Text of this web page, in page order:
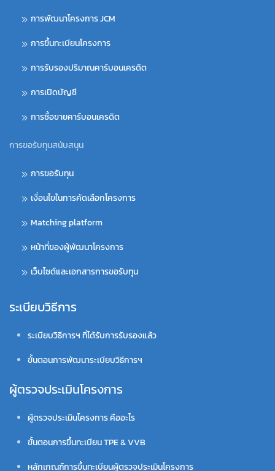
การพัฒนาโครงการ JCM
การขึ้นทะเบียนโครงการ
การรับรองปริมาณคาร์บอนเครดิต
การเปิดบัญชี
การซื้อขายคาร์บอนเครดิต
การขอรับทุนสนับสนุน
การขอรับทุน
เงื่อนไขในการคัดเลือกโครงการ
Matching platform
หน้าที่ของผู้พัฒนาโครงการ
เว็บไซต์และเอกสารการขอรับทุน
ระเบียบวิธีการ
ระเบียบวิธีการฯ ที่ได้รับการรับรองแล้ว
ขั้นตอนการพัฒนาระเบียบวิธีการฯ
ผู้ตรวจประเมินโครงการ
ผู้ตรวจประเมินโครงการ คืออะไร
ขั้นตอนการขึ้นทะเบียน TPE & VVB
หลักเกณฑ์การขึ้นทะเบียนผู้ตรวจประเมินโครงการ